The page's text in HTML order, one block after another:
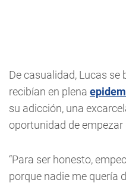
De casualidad, Lucas se
recibían en plena
su adicción, una
oportunidad de empezar
“Para ser honesto,
porque nadie me quería